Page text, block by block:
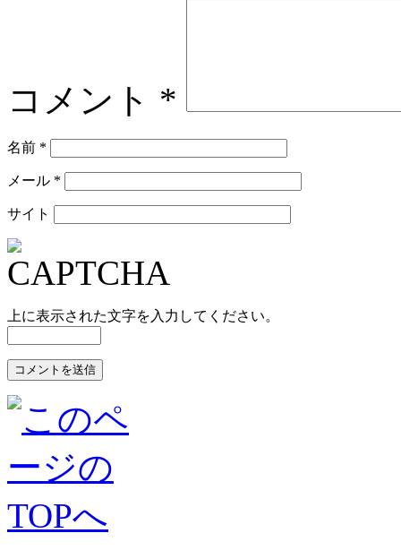
コメント *
名前 *
メール *
サイト
上に表示された文字を入力してください。